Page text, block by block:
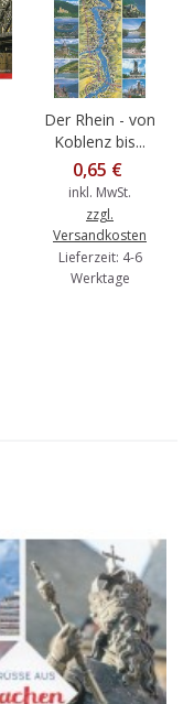
Der Rhein - von
Koblenz bis...
0,65 €
inkl. MwSt.
zzgl.
Versandkosten
Lieferzeit: 4-6
Werktage